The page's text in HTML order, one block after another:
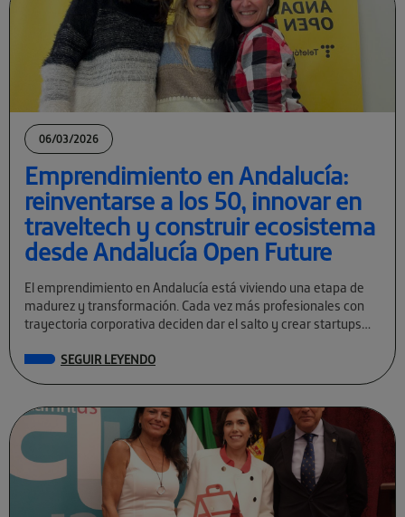
06/03/2026
Emprendimiento en Andalucía:
reinventarse a los 50, innovar en
traveltech y construir ecosistema
desde Andalucía Open Future
El emprendimiento en Andalucía está viviendo una etapa de
madurez y transformación. Cada vez más profesionales con
trayectoria corporativa deciden dar el salto y crear startups
SEGUIR LEYENDO